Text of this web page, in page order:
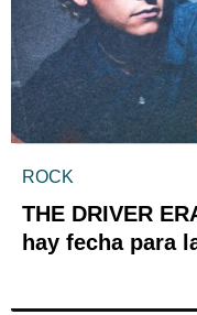
ROCK
THE DRIVER
hay fecha para